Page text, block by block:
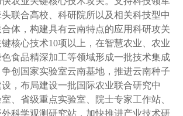
联合高校、科研院所以及相关科技型中
体，构建具有云南特点的应用科研攻关
核心技术10项以上，在智慧农业、农业
食品精深加工等领域形成一批技术集成
创国家实验室云南基地，推进云南种子
，布局建设一批国际农业联合研究中
、省级重点实验室、院士专家工作站、
科学观测研究站，加快推进产业技术研